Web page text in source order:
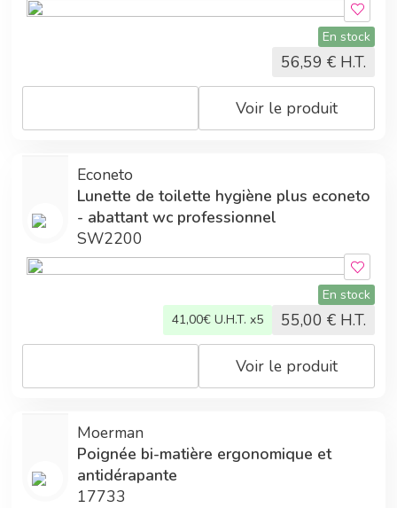
En stock
56,59 € H.T.
Voir le produit
Econeto
Lunette de toilette hygiène plus econeto
- abattant wc professionnel
SW2200
En stock
41,00€ U.H.T. x5 55,00 € H.T.
Voir le produit
Moerman
Poignée bi-matière ergonomique et
antidérapante
17733